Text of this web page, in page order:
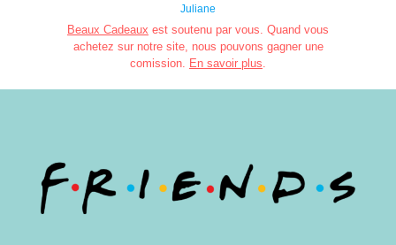
Juliane
Beaux Cadeaux est soutenu par vous. Quand vous
achetez sur notre site, nous pouvons gagner une
comission. En savoir plus.